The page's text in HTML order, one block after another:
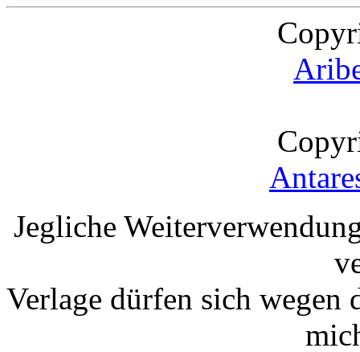
Jegliche
Verlage dürfen sich wegen